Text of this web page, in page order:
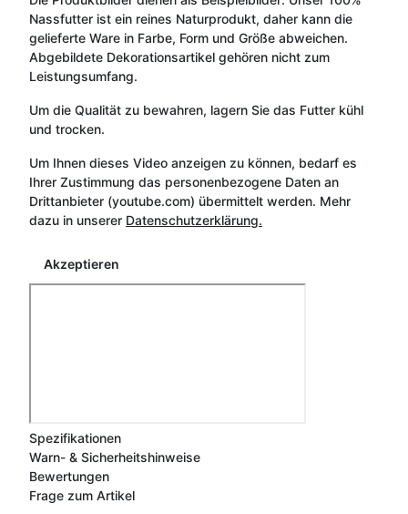
Nassfutter ist ein reines Naturprodukt, daher kann die
gelieferte Ware in Farbe, Form und Größe abweichen.
Abgebildete Dekorationsartikel gehören nicht zum
Leistungsumfang.
Um die Qualität zu bewahren, lagern Sie das Futter kühl
und trocken.
Um Ihnen dieses Video anzeigen zu können, bedarf es
Ihrer Zustimmung das personenbezogene Daten an
Drittanbieter (youtube.com) übermittelt werden. Mehr
dazu in unserer Datenschutzerklärung.
Akzeptieren
Spezifikationen
Warn- & Sicherheitshinweise
Bewertungen
Frage zum Artikel